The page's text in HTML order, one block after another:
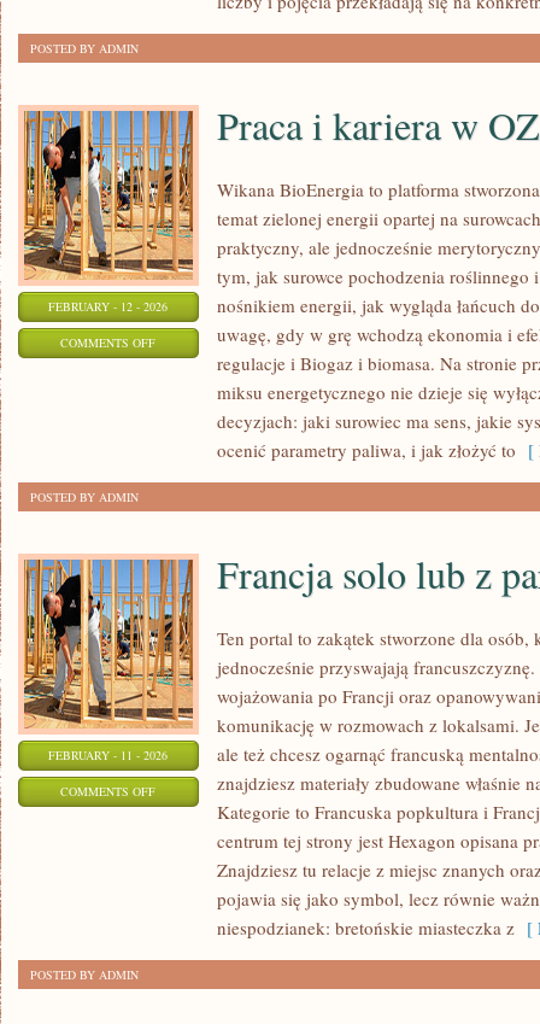
POSTED BY ADMIN
FEBRUARY - 12 - 2026
COMMENTS OFFON
Praca i kariera w
Wikana BioEnergia to platforma
temat zielonej energii opartej na
praktyczny, ale jednocześnie
tym, jak surowce pochodzenia roślinnego
nośnikiem energii, jak wygląda łańcuch
uwagę, gdy w grę wchodzą ekonomia i
regulacje i Biogaz i biomasa. Na stronie
miksu energetycznego nie dzieje się
decyzjach: jaki surowiec ma sens, jakie
ocenić parametry paliwa, i jak złożyć to [
POSTED BY ADMIN
FEBRUARY - 11 - 2026
COMMENTS OFFON
Francja solo lub z
Ten portal to zakątek stworzone dla osób,
jednocześnie przyswajają
wojażowania po Francji oraz
komunikację w rozmowach z lokalsami.
ale też chcesz ogarnąć francuską
znajdziesz materiały zbudowane właśnie
Kategorie to Francuska popkultura i
centrum tej strony jest Hexagon opisana
Znajdziesz tu relacje z miejsc znanych
pojawia się jako symbol, lecz równie
niespodzianek: bretońskie miasteczka z [
POSTED BY ADMIN